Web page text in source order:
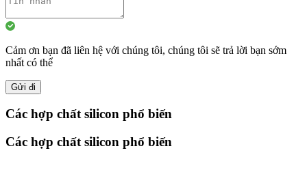
Cảm ơn bạn đã liên hệ với chúng tôi, chúng tôi sẽ trả lời bạn sớm
nhất có thể
Gửi đi
Các hợp chất silicon phổ biến
Các hợp chất silicon phổ biến